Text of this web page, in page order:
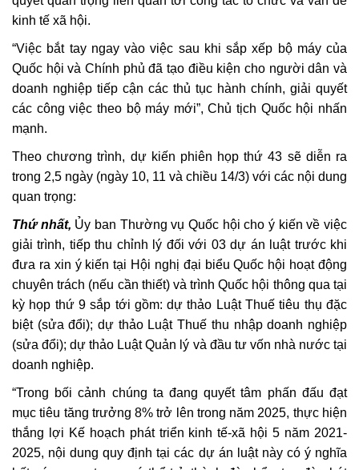
kinh tế xã hội.
“Việc bắt tay ngay vào việc sau khi sắp xếp bộ máy của
Quốc hội và Chính phủ đã tạo điều kiện cho người dân và
doanh nghiệp tiếp cận các thủ tục hành chính, giải quyết
các công việc theo bộ máy mới”, Chủ tịch Quốc hội nhấn
mạnh.
Theo chương trình, dự kiến phiên họp thứ 43 sẽ diễn ra
trong 2,5 ngày (ngày 10, 11 và chiều 14/3) với các nội dung
quan trọng:
Thứ nhất, Ủy ban Thường vụ Quốc hội cho ý kiến về việc
giải trình, tiếp thu chỉnh lý đối với 03 dự án luật trước khi
đưa ra xin ý kiến tại Hội nghị đại biểu Quốc hội hoạt động
chuyên trách (nếu cần thiết) và trình Quốc hội thông qua tại
kỳ họp thứ 9 sắp tới gồm: dự thảo Luật Thuế tiêu thụ đặc
biệt (sửa đổi); dự thảo Luật Thuế thu nhập doanh nghiệp
(sửa đổi); dự thảo Luật Quản lý và đầu tư vốn nhà nước tại
doanh nghiệp.
“Trong bối cảnh chúng ta đang quyết tâm phấn đấu đạt
mục tiêu tăng trưởng 8% trở lên trong năm 2025, thực hiện
thắng lợi Kế hoạch phát triển kinh tế-xã hội 5 năm 2021-
2025, nội dung quy định tại các dự án luật này có ý nghĩa